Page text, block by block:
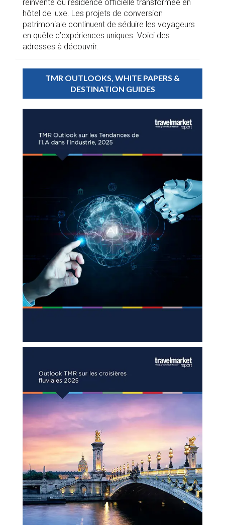
réinventé ou résidence officielle transformée en
hôtel de luxe. Les projets de conversion
patrimoniale continuent de séduire les voyageurs
en quête d’expériences uniques. Voici des
adresses à découvrir.
TMR OUTLOOKS, WHITE PAPERS &
DESTINATION GUIDES